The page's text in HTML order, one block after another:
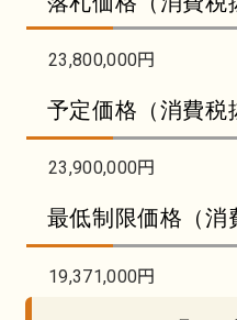
23,800,000円
予定価格（消費税
23,900,000円
最低制限価格（消
19,371,000円